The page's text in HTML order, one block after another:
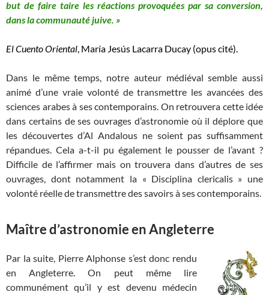
but de faire taire les réactions provoquées par sa conversion,
dans la communauté juive. »
El Cuento Oriental, María Jesús Lacarra Ducay (opus cité).
Dans le même temps, notre auteur médiéval semble aussi
animé d’une vraie volonté de transmettre les avancées des
sciences arabes à ses contemporains. On retrouvera cette idée
dans certains de ses ouvrages d’astronomie où il déplore que
les découvertes d’Al Andalous ne soient pas suffisamment
répandues. Cela a-t-il pu également le pousser de l’avant ?
Difficile de l’affirmer mais on trouvera dans d’autres de ses
ouvrages, dont notamment la « Disciplina clericalis » une
volonté réelle de transmettre des savoirs à ses contemporains.
Maître d’astronomie en Angleterre
Par la suite, Pierre Alphonse s’est donc rendu
en Angleterre. On peut même lire
communément qu’il y est devenu médecin